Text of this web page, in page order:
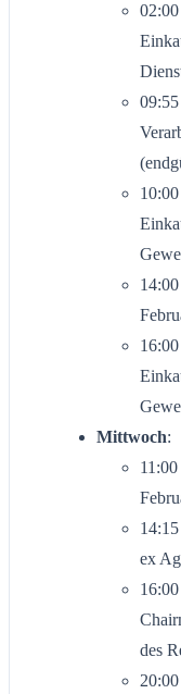
Mittwoch:
ex
des